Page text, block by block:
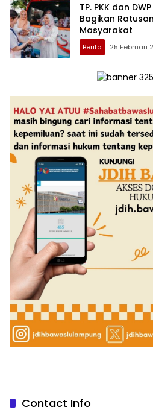
TP. PKK dan
Bagikan
Masyarakat
Berita 25 Februari
Contact Info